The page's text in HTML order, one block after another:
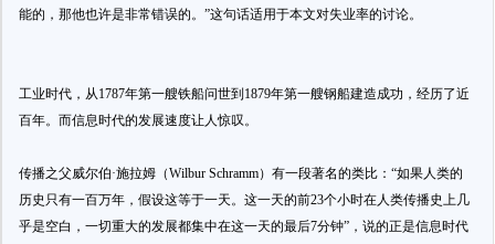
能的，那他也许是非常错误的。”这句话适用于本文对失业率的讨论。
工业时代，从1787年第一艘铁船问世到1879年第一艘钢船建造成功，经历了近
百年。而信息时代的发展速度让人惊叹。
传播之父威尔伯·施拉姆（Wilbur Schramm）有一段著名的类比：“如果人类的
历史只有一百万年，假设这等于一天。这一天的前23个小时在人类传播史上几
乎是空白，一切重大的发展都集中在这一天的最后7分钟”，说的正是信息时代